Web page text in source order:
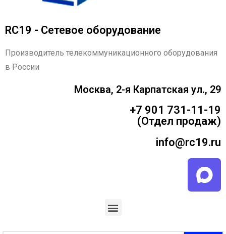
RC19 - Сетевое оборудование
Производитель телекоммуникационного оборудования
в России
Москва, 2-я Карпатская ул., 29
+7 901 731-11-19
(Отдел продаж)
info@rc19.ru